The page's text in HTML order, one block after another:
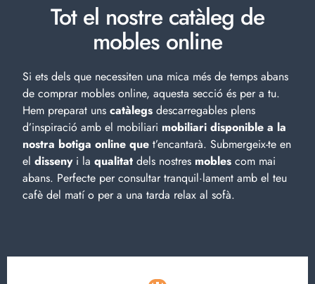
Tot el nostre catàleg de
mobles online
Si ets dels que necessiten una mica més de temps abans
de comprar mobles online, aquesta secció és per a tu.
Hem preparat uns catàlegs descarregables plens
d’inspiració amb el mobiliari mobiliari disponible a la
nostra botiga online que t’encantarà. Submergeix-te en
el dissenyi la qualitat dels nostres mobles com mai
abans. Perfecte per consultar tranquil·lament amb el teu
cafè del matí o per a una tarda relax al sofà.